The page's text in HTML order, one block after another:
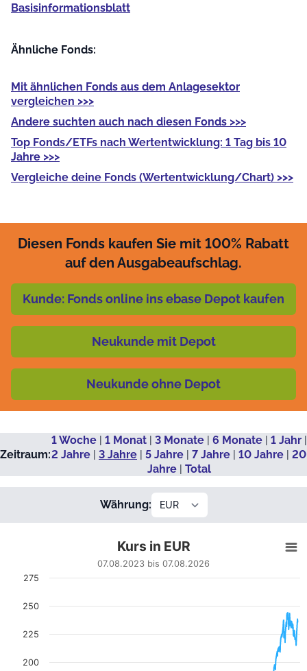
Basis­informationsblatt
Ähnliche Fonds:
Mit ähnlichen Fonds aus dem Anlagesektor
vergleichen >>>
Andere suchten auch nach diesen Fonds >>>
Top Fonds/ETFs nach Wertentwicklung: 1 Tag bis 10
Jahre >>>
Vergleiche deine Fonds (Wertentwicklung/Chart) >>>
Diesen Fonds kaufen Sie mit 100% Rabatt
auf den Ausgabeaufschlag.
Kunde: Fonds online ins ebase Depot kaufen
Neukunde mit Depot
Neukunde ohne Depot
Zeitraum:
1 Woche| 1 Monat| 3 Monate| 6 Monate| 1 Jahr|
2 Jahre | 3 Jahre | 5 Jahre | 7 Jahre | 10 Jahre | 20
Jahre| Total
Währung:
Line chart with 678 data points.
07.08.2023 bis 07.08.2026
The chart has 1 X axis displaying Datum. Data ranges
The chart has 1 Y axis displaying EUR. Data ranges from
Kurs in EUR
07.08.2023 bis 07.08.2026
200
225
250
275